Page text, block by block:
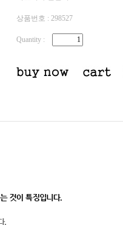
상품번호 : 298527
Quantity: